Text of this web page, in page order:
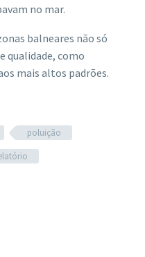
no mar.
balneares não só
qualidade, como
mais altos padrões.
poluição